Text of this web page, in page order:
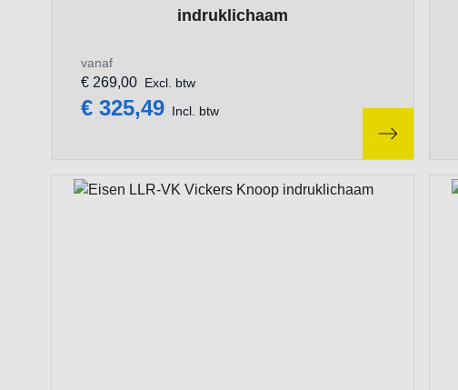
indruklichaam
vanaf
€ 325,49 Incl. btw
€ 269,00 Excl. btw